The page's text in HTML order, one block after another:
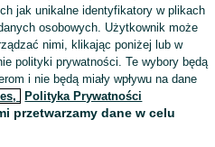
jak unikalne identyfikatory w plikach
osobowych. Użytkownik może
nimi, klikając poniżej lub w
polityki prywatności. Te wybory będą
i nie będą miały wpływu na dane
Polityka Prywatności
przetwarzamy dane w celu